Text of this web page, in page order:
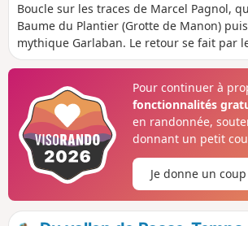
Boucle sur les traces de Marcel Pagnol,
Baume du Plantier (Grotte de Manon)
mythique Garlaban. Le retour se fait par
la Grotte du Grosibou pour finir par le
Pour continuer à
fonctionnalités
en randonnée,
donnant un petit
Je donne un